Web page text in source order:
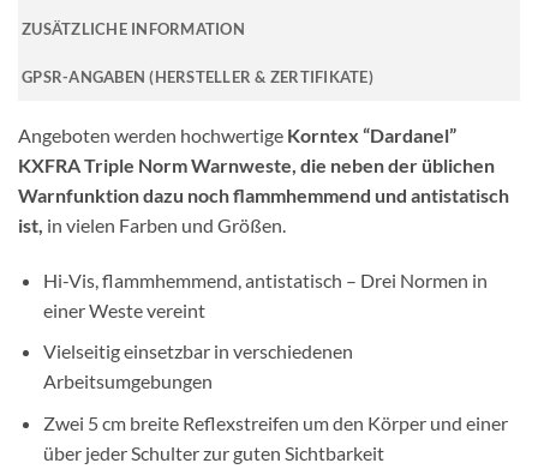
ZUSÄTZLICHE INFORMATION
GPSR-ANGABEN (HERSTELLER & ZERTIFIKATE)
Angeboten werden hochwertige Korntex “Dardanel”
KXFRA Triple Norm Warnweste, die neben der üblichen
Warnfunktion dazu noch flammhemmend und antistatisch
ist, in vielen Farben und Größen.
Hi-Vis, flammhemmend, antistatisch – Drei Normen in
einer Weste vereint
Vielseitig einsetzbar in verschiedenen
Arbeitsumgebungen
Zwei 5 cm breite Reflexstreifen um den Körper und einer
über jeder Schulter zur guten Sichtbarkeit